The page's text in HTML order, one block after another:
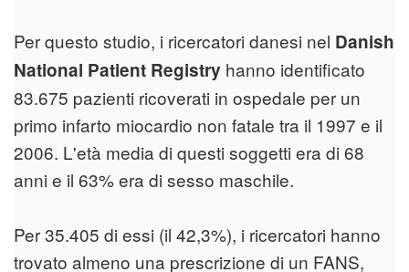
Per questo studio, i ricercatori danesi nel Danish
National Patient Registry hanno identificato
83.675 pazienti ricoverati in ospedale per un
primo infarto miocardio non fatale tra il 1997 e il
2006. L'età media di questi soggetti era di 68
anni e il 63% era di sesso maschile.
Per 35.405 di essi (il 42,3%), i ricercatori hanno
trovato almeno una prescrizione di un FANS,